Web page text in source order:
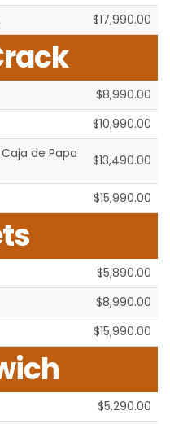
$17,990.00
$8,990.00
$10,990.00
de Papa
$13,490.00
$15,990.00
$5,890.00
$8,990.00
$15,990.00
$5,290.00